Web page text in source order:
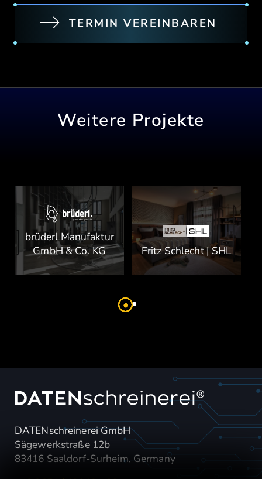
TERMIN VEREINBAREN
Weitere Projekte
brüderl Manufaktur
GmbH & Co. KG
Fritz Schlecht | SHL
DATENschreinerei GmbH
Sägewerkstraße 12b
83416 Saaldorf-Surheim, Germany